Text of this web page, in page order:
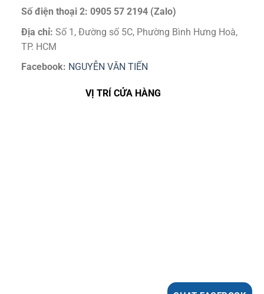
Số điện thoại 2: 0905 57 2194 (Zalo)
Địa chỉ: Số 1, Đường số 5C, Phường Bình Hưng Hoà,
TP. HCM
Facebook: NGUYỄN VĂN TIẾN
VỊ TRÍ CỬA HÀNG